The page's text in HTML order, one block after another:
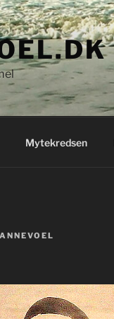
Mytekredsen
ANNEVOEL